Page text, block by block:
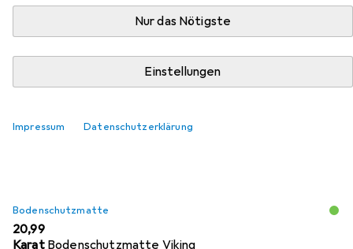
Nur das Nötigste
Einstellungen
Impressum Datenschutzerklärung
Zubehör Büromöbel und Zubehör Gaming Möbel.
Bodenschutzmatte
Bodenschutzmatte
EUR
20,99
Karat Bodenschutzmatte Viking